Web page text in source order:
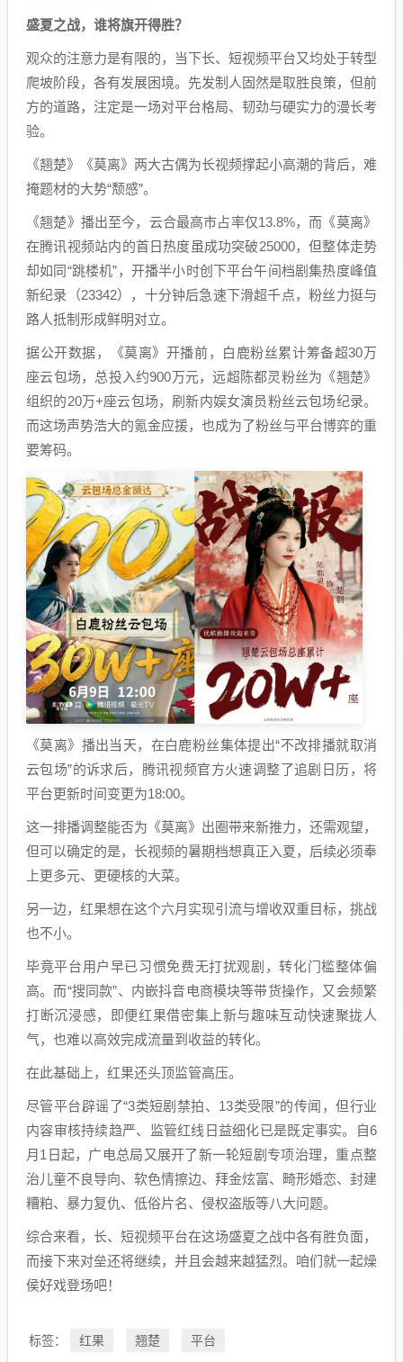
盛夏之战，谁将旗开得胜？
观众的注意力是有限的，当下长、短视频平台又均处于转型
爬坡阶段，各有发展困境。先发制人固然是取胜良策，但前
方的道路，注定是一场对平台格局、韧劲与硬实力的漫长考
验。
《翘楚》《莫离》两大古偶为长视频撑起小高潮的背后，难
掩题材的大势“颓感”。
《翘楚》播出至今，云合最高市占率仅13.8%，而《莫离》
在腾讯视频站内的首日热度虽成功突破25000，但整体走势
却如同“跳楼机”，开播半小时创下平台午间档剧集热度峰值
新纪录（23342），十分钟后急速下滑超千点，粉丝力挺与
路人抵制形成鲜明对立。
据公开数据，《莫离》开播前，白鹿粉丝累计筹备超30万
座云包场，总投入约900万元，远超陈都灵粉丝为《翘楚》
组织的20万+座云包场，刷新内娱女演员粉丝云包场纪录。
而这场声势浩大的氪金应援，也成为了粉丝与平台博弈的重
要筹码。
《莫离》播出当天，在白鹿粉丝集体提出“不改排播就取消
云包场”的诉求后，腾讯视频官方火速调整了追剧日历，将
平台更新时间变更为18:00。
这一排播调整能否为《莫离》出圈带来新推力，还需观望，
但可以确定的是，长视频的暑期档想真正入夏，后续必须奉
上更多元、更硬核的大菜。
另一边，红果想在这个六月实现引流与增收双重目标，挑战
也不小。
毕竟平台用户早已习惯免费无打扰观剧，转化门槛整体偏
高。而“搜同款”、内嵌抖音电商模块等带货操作，又会频繁
打断沉浸感，即便红果借密集上新与趣味互动快速聚拢人
气，也难以高效完成流量到收益的转化。
在此基础上，红果还头顶监管高压。
尽管平台辟谣了“3类短剧禁拍、13类受限”的传闻，但行业
内容审核持续趋严、监管红线日益细化已是既定事实。自6
月1日起，广电总局又展开了新一轮短剧专项治理，重点整
治儿童不良导向、软色情擦边、拜金炫富、畸形婚恋、封建
糟粕、暴力复仇、低俗片名、侵权盗版等八大问题。
综合来看，长、短视频平台在这场盛夏之战中各有胜负面，
而接下来对垒还将继续，并且会越来越猛烈。咱们就一起燥
侯好戏登场吧！
标签： 红果 翘楚 平台